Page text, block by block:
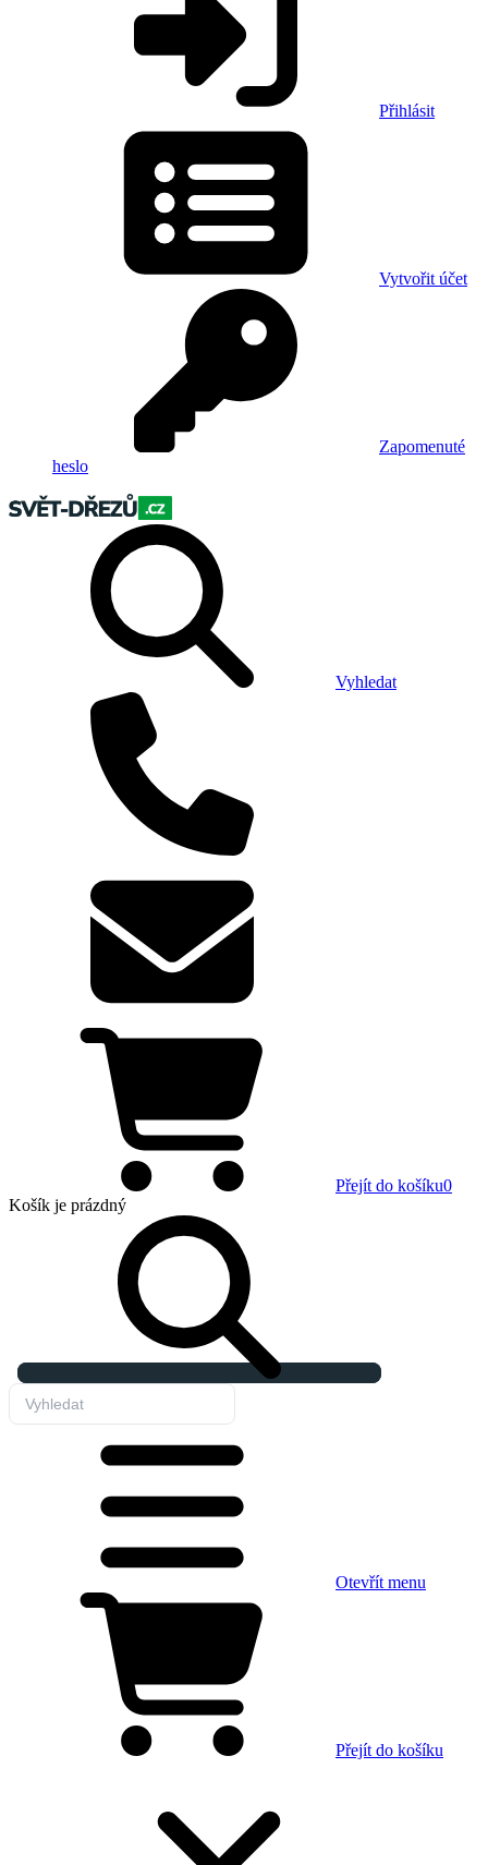
Přihlásit
Vytvořit účet
Zapomenuté
heslo
Vyhledat
Přejít do košíku0
Košík je prázdný
Otevřít menu
Přejít do košíku